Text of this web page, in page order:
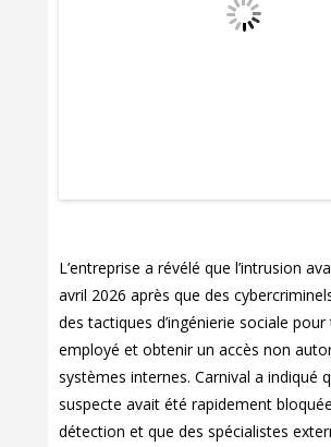
L’entreprise a révélé que l’intrusion
avril 2026 après que des
des tactiques d’ingénierie sociale
employé et obtenir un accès non
systèmes internes. Carnival a indiqué
suspecte avait été rapidement
détection et que des spécialistes